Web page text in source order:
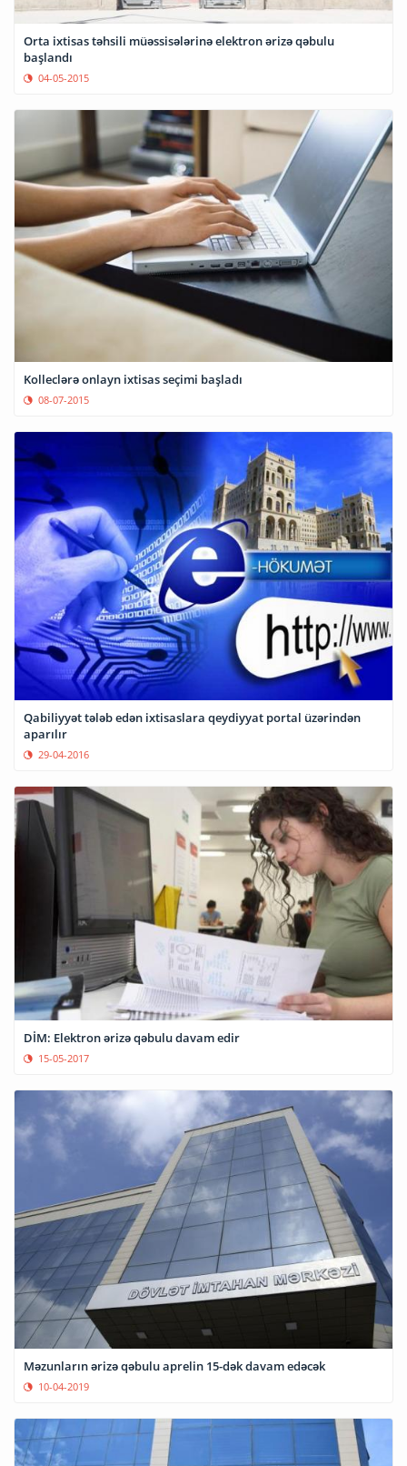
Orta ixtisas təhsili müəssisələrinə elektron ərizə qəbulu
başlandı
04-05-2015
Kolleclərə onlayn ixtisas seçimi başladı
08-07-2015
Qabiliyyət tələb edən ixtisaslara qeydiyyat portal üzərindən
aparılır
29-04-2016
DİM: Elektron ərizə qəbulu davam edir
15-05-2017
Məzunların ərizə qəbulu aprelin 15-dək davam edəcək
10-04-2019